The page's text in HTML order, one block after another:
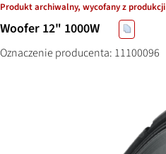
Produkt archiwalny, wycofany z produkcji
Woofer 12" 1000W
Oznaczenie producenta: 11100096